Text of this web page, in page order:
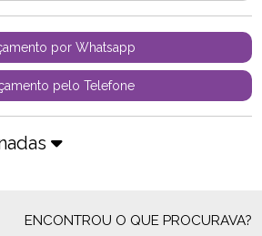
por Whatsapp
pelo Telefone
ENCONTROU O QUE PROCURAVA?